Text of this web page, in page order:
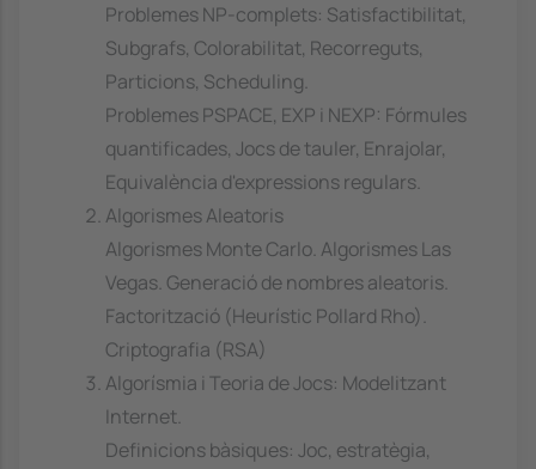
Problemes NP-complets: Satisfactibilitat,
Subgrafs, Colorabilitat, Recorreguts,
Particions, Scheduling.
Problemes PSPACE, EXP i NEXP: Fórmules
quantificades, Jocs de tauler, Enrajolar,
Equivalència d'expressions regulars.
Algorismes Aleatoris
Algorismes Monte Carlo. Algorismes Las
Vegas. Generació de nombres aleatoris.
Factorització (Heurístic Pollard Rho).
Criptografia (RSA)
Algorísmia i Teoria de Jocs: Modelitzant
Internet.
Definicions bàsiques: Joc, estratègia,